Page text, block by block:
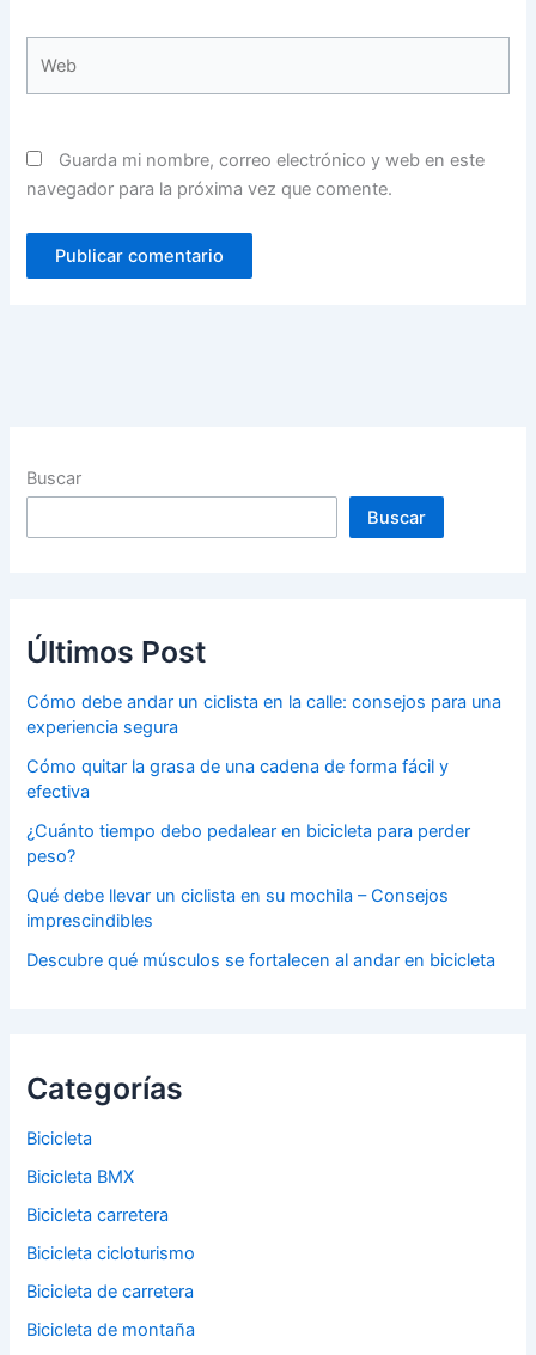
Guarda mi nombre, correo electrónico y web en este
navegador para la próxima vez que comente.
Buscar
Buscar
Últimos Post
Cómo debe andar un ciclista en la calle: consejos para una
experiencia segura
Cómo quitar la grasa de una cadena de forma fácil y
efectiva
¿Cuánto tiempo debo pedalear en bicicleta para perder
peso?
Qué debe llevar un ciclista en su mochila – Consejos
imprescindibles
Descubre qué músculos se fortalecen al andar en bicicleta
Categorías
Bicicleta
Bicicleta BMX
Bicicleta carretera
Bicicleta cicloturismo
Bicicleta de carretera
Bicicleta de montaña